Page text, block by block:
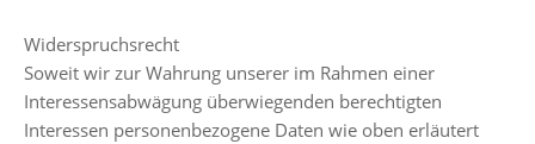
Widerspruchsrecht
Soweit wir zur Wahrung unserer im Rahmen einer
Interessensabwägung überwiegenden berechtigten
Interessen personenbezogene Daten wie oben erläutert